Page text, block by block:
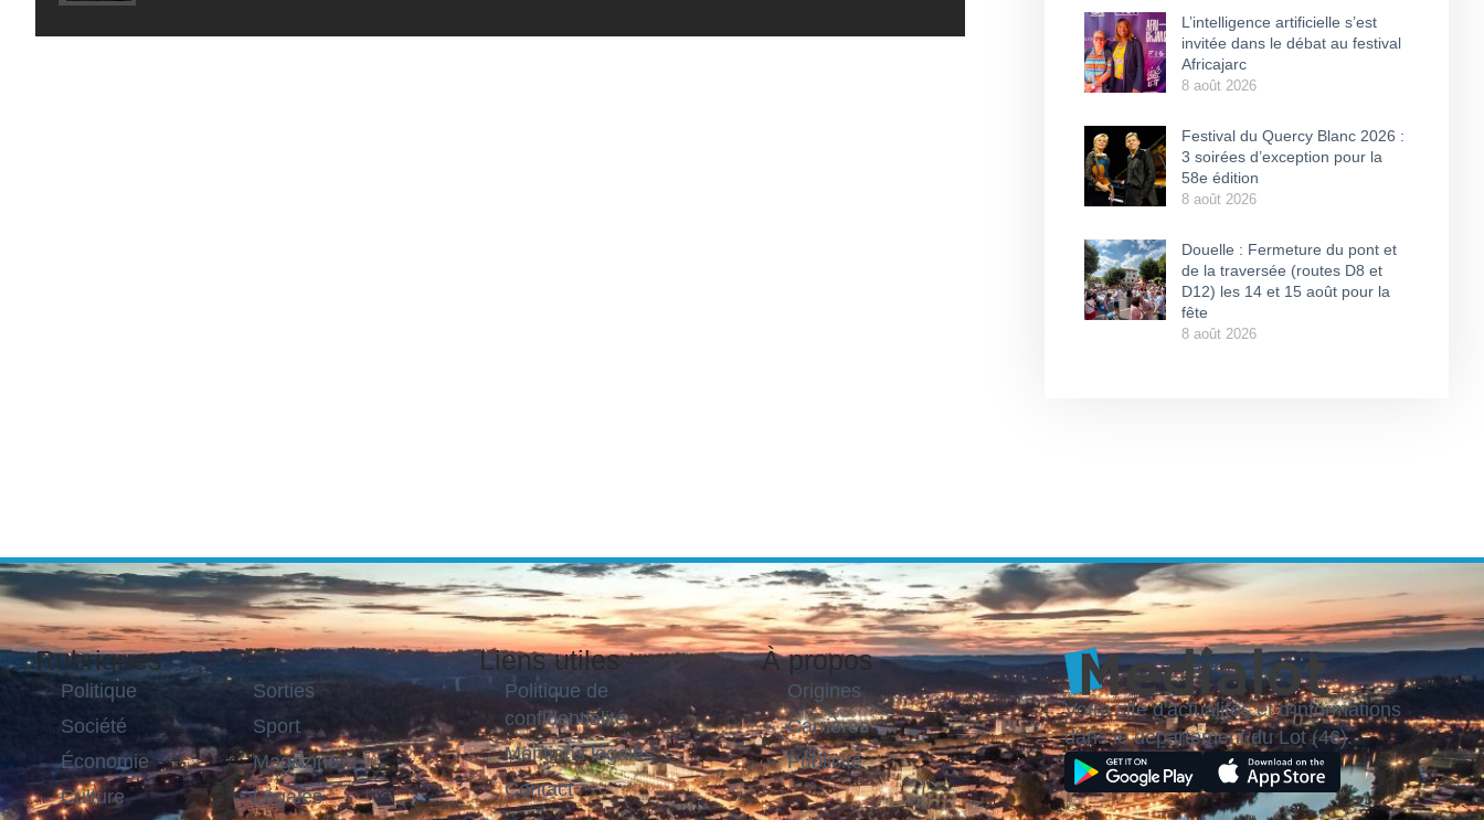
L’intelligence artificielle s’est
invitée dans le débat au festival
Africajarc
8 août 2026
Festival du Quercy Blanc 2026 :
3 soirées d’exception pour la
58e édition
8 août 2026
Douelle : Fermeture du pont et
de la traversée (routes D8 et
D12) les 14 et 15 août pour la
fête
8 août 2026
Rubriques
Politique
Société
Économie
Culture
Sorties
Sport
Magazine
Légales
Liens utiles
Politique de
confidentialité
Mentions légales
Contact
À propos
Origines
Carrières
Publicité
Votre site d'actualités et d'informations
dans le département du Lot (46).